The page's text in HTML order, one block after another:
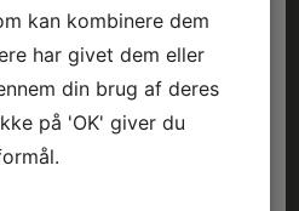
18 år?
kan kombinere dem
har givet dem eller
din brug af deres
på 'OK' giver du